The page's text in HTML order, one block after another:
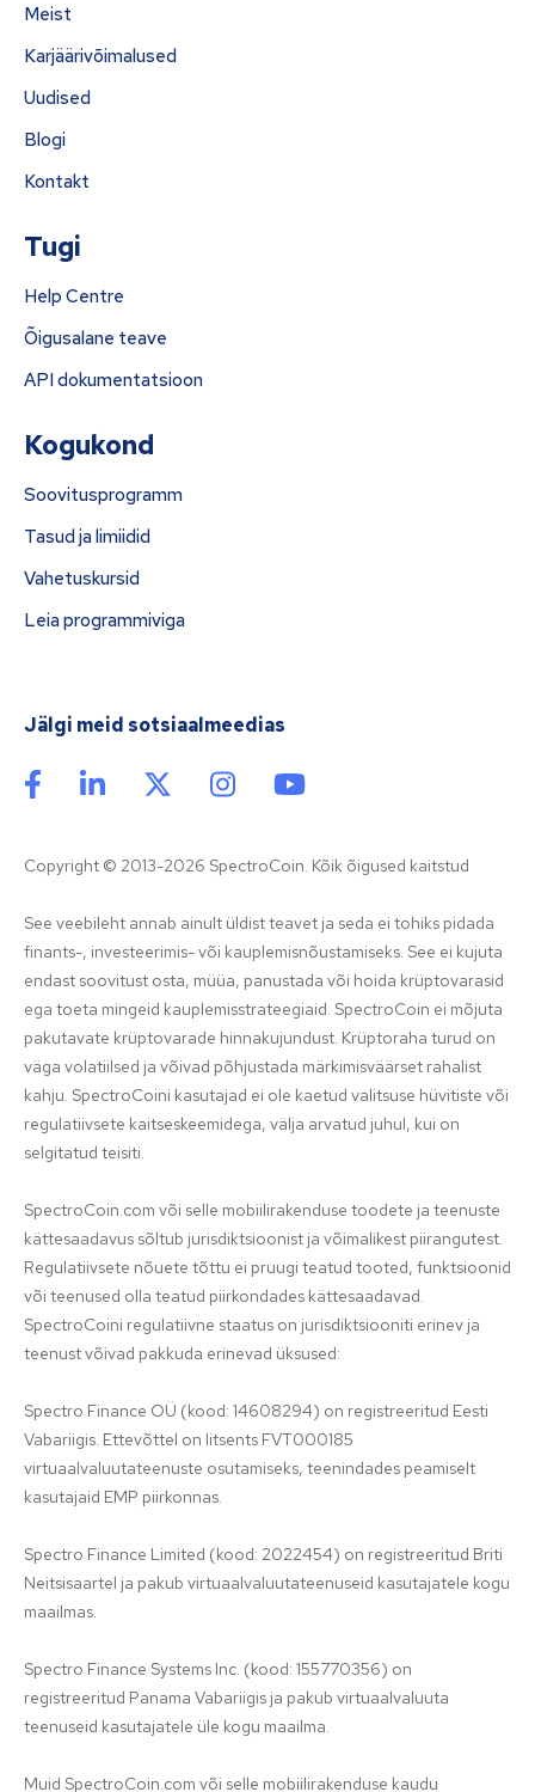
Meist
Karjäärivõimalused
Uudised
Blogi
Kontakt
Tugi
Help Centre
Õigusalane teave
API dokumentatsioon
Kogukond
Soovitusprogramm
Tasud ja limiidid
Vahetuskursid
Leia programmiviga
Jälgi meid sotsiaalmeedias
Copyright © 2013-2026 SpectroCoin. Kõik õigused kaitstud
See veebileht annab ainult üldist teavet ja seda ei tohiks pidada
finants-, investeerimis- või kauplemisnõustamiseks. See ei kujuta
endast soovitust osta, müüa, panustada või hoida krüptovarasid
ega toeta mingeid kauplemisstrateegiaid. SpectroCoin ei mõjuta
pakutavate krüptovarade hinnakujundust. Krüptoraha turud on
väga volatiilsed ja võivad põhjustada märkimisväärset rahalist
kahju. SpectroCoini kasutajad ei ole kaetud valitsuse hüvitiste või
regulatiivsete kaitseskeemidega, välja arvatud juhul, kui on
selgitatud teisiti.
SpectroCoin.com või selle mobiilirakenduse toodete ja teenuste
kättesaadavus sõltub jurisdiktsioonist ja võimalikest piirangutest.
Regulatiivsete nõuete tõttu ei pruugi teatud tooted, funktsioonid
või teenused olla teatud piirkondades kättesaadavad.
SpectroCoini regulatiivne staatus on jurisdiktsiooniti erinev ja
teenust võivad pakkuda erinevad üksused:
Spectro Finance OÜ (kood: 14608294) on registreeritud Eesti
Vabariigis. Ettevõttel on litsents FVT000185
virtuaalvaluutateenuste osutamiseks, teenindades peamiselt
kasutajaid EMP piirkonnas.
Spectro Finance Limited (kood: 2022454) on registreeritud Briti
Neitsisaartel ja pakub virtuaalvaluutateenuseid kasutajatele kogu
maailmas.
Spectro Finance Systems Inc. (kood: 155770356) on
registreeritud Panama Vabariigis ja pakub virtuaalvaluuta
teenuseid kasutajatele üle kogu maailma.
Muid SpectroCoin.com või selle mobiilirakenduse kaudu